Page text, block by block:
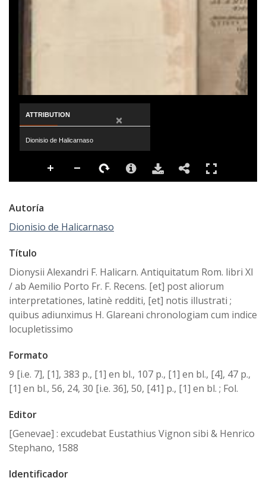
ATTRIBUTION ×
Dionisio de Halicarnaso
Autoría
Dionisio de Halicarnaso
Título
Dionysii Alexandri F. Halicarn. Antiquitatum Rom. libri XI
/ ab Aemilio Porto Fr. F. Recens. [et] post aliorum
interpretationes, latinè redditi, [et] notis illustrati ;
quibus adiunximus H. Glareani chronologiam cum indice
locupletissimo
Formato
9 [i.e. 7], [1], 383 p., [1] en bl., 107 p., [1] en bl., [4], 47 p.,
[1] en bl., 56, 24, 30 [i.e. 36], 50, [41] p., [1] en bl. ; Fol.
Editor
[Genevae] : excudebat Eustathius Vignon sibi & Henrico
Stephano, 1588
Identificador